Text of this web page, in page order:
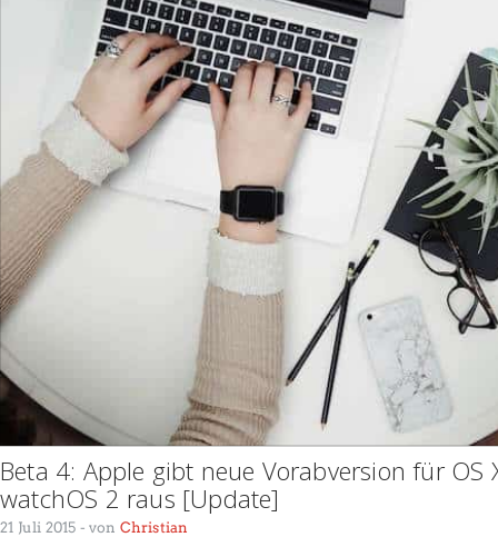
Beta 4: Apple gibt neue Vorabversion für OS
watchOS 2 raus [Update]
21 Juli 2015 - von Christian